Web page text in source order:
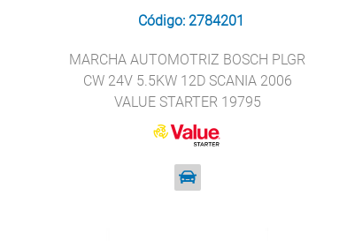
Código: 2784201
MARCHA AUTOMOTRIZ BOSCH PLGR
CW 24V 5.5KW 12D SCANIA 2006
VALUE STARTER 19795